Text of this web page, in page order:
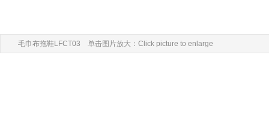
毛巾布拖鞋LFCT03 单击图片放大：Click picture to enlarge